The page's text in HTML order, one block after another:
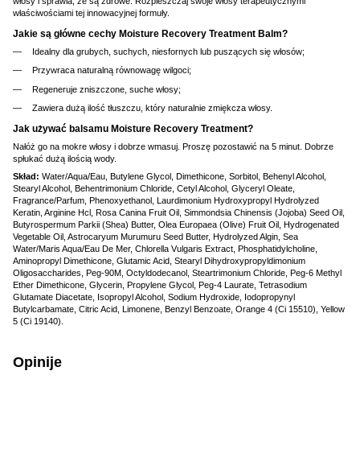
właściwościami tej innowacyjnej formuły.
Jakie są główne cechy Moisture Recovery Treatment Balm?
Idealny dla grubych, suchych, niesfornych lub puszących się włosów;
Przywraca naturalną równowagę wilgoci;
Regeneruje zniszczone, suche włosy;
Zawiera dużą ilość tłuszczu, który naturalnie zmiękcza włosy.
Jak używać balsamu Moisture Recovery Treatment?
Nałóż go na mokre włosy i dobrze wmasuj. Proszę pozostawić na 5 minut. Dobrze
spłukać dużą ilością wody.
Skład: Water/Aqua/Eau, Butylene Glycol, Dimethicone, Sorbitol, Behenyl Alcohol,
Stearyl Alcohol, Behentrimonium Chloride, Cetyl Alcohol, Glyceryl Oleate,
Fragrance/Parfum, Phenoxyethanol, Laurdimonium Hydroxypropyl Hydrolyzed
Keratin, Arginine Hcl, Rosa Canina Fruit Oil, Simmondsia Chinensis (Jojoba) Seed Oil,
Butyrospermum Parkii (Shea) Butter, Olea Europaea (Olive) Fruit Oil, Hydrogenated
Vegetable Oil, Astrocaryum Murumuru Seed Butter, Hydrolyzed Algin, Sea
Water/Maris Aqua/Eau De Mer, Chlorella Vulgaris Extract, Phosphatidylcholine,
Aminopropyl Dimethicone, Glutamic Acid, Stearyl Dihydroxypropyldimonium
Oligosaccharides, Peg-90M, Octyldodecanol, Steartrimonium Chloride, Peg-6 Methyl
Ether Dimethicone, Glycerin, Propylene Glycol, Peg-4 Laurate, Tetrasodium
Glutamate Diacetate, Isopropyl Alcohol, Sodium Hydroxide, Iodopropynyl
Butylcarbamate, Citric Acid, Limonene, Benzyl Benzoate, Orange 4 (Ci 15510), Yellow
5 (Ci 19140).
Opinije